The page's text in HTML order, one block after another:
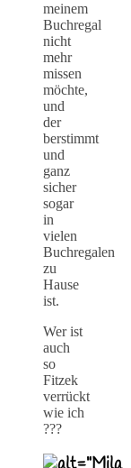
meinem
Buchregal
nicht
mehr
missen
möchte,
und
der
berstimmt
und
ganz
sicher
sogar
in
vielen
Buchregalen
zu
Hause
ist.
Wer ist
auch
so
Fitzek
verrückt
wie ich
???